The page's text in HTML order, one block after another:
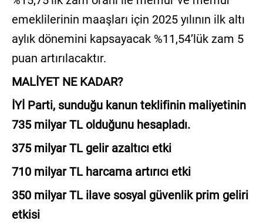
emeklilerinin maaşları için 2025 yılının ilk altı
aylık dönemini kapsayacak %11,54’lük zam 5
puan artırılacaktır.
MALİYET NE KADAR?
İYİ Parti, sunduğu kanun teklifinin maliyetinin
735 milyar TL olduğunu hesapladı.
375 milyar TL gelir azaltıcı etki
710 milyar TL harcama artırıcı etki
350 milyar TL ilave sosyal güvenlik prim geliri
etkisi